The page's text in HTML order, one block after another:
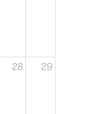
28 29